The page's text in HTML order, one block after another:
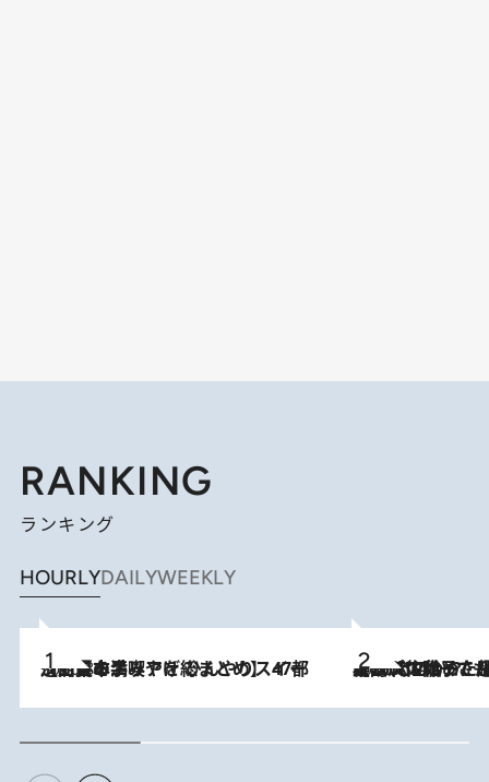
RANKING
ランキング
HOURLYDAILYWEEKLY
2026.8.5
【西日本エリアを総まとめ】 47都道府県の手みやげ ひんやりスイーツで夏を満喫 2026.8.5
【阿川佐和子さんの年とる力】なぜ70代で始めた趣味は“こんなに楽しい”のか？ ピアノ、俳句…スランプに陥っても続けられる“ある秘訣”とは